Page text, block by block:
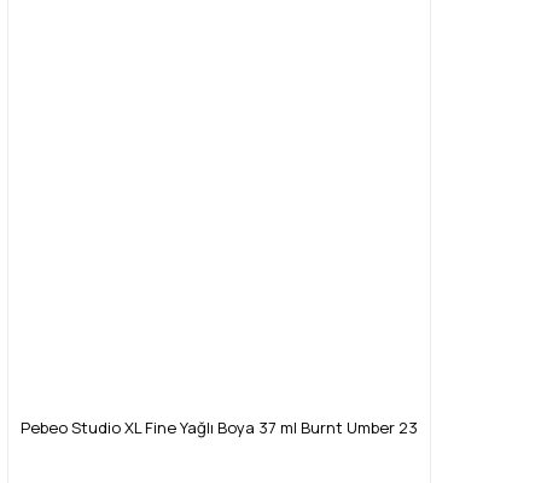
Pebeo Studio XL Fine Yağlı Boya 37 ml Burnt Umber 23